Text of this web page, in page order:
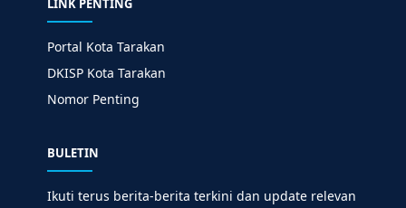
LINK PENTING
Portal Kota Tarakan
DKISP Kota Tarakan
Nomor Penting
BULETIN
Ikuti terus berita-berita terkini dan update relevan